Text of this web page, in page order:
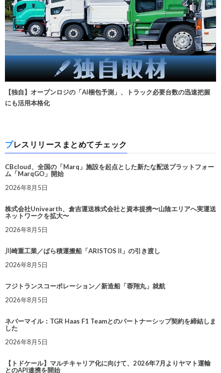
【独自】オープンロジの「AI梱包予測」、トラック必要台数の迅速把握
にも活用本格化
プレスリリースまとめてチェック
CBcloud、全国の「Marq」施設を起点とした新たな配送プラットフォー
ム「MarqGO」開始
2026年8月5日
株式会社Univearth、倉吉運送株式会社と資本提携〜山陰エリアへ実運送
ネットワークを拡大〜
2026年8月5日
川崎重工業／ばら積運搬船「ARISTOS II」の引き渡し
2026年8月5日
フジトランスコーポレーション／新造船「蓉翔丸」就航
2026年8月5日
ネバーマイル：TGR Haas F1 Teamとのパートナーシップ契約を締結しま
した
2026年8月5日
【トドケール】マルチキャリア化に向けて、2026年7月よりヤマト運輸
とのAPI連携を開始